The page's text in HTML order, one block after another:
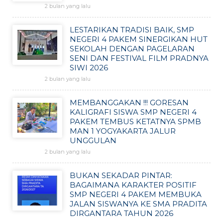
2 bulan yang lalu
LESTARIKAN TRADISI BAIK, SMP
NEGERI 4 PAKEM SINERGIKAN HUT
SEKOLAH DENGAN PAGELARAN
SENI DAN FESTIVAL FILM PRADNYA
SIWI 2026
2 bulan yang lalu
MEMBANGGAKAN !!! GORESAN
KALIGRAFI SISWA SMP NEGERI 4
PAKEM TEMBUS KETATNYA SPMB
MAN 1 YOGYAKARTA JALUR
UNGGULAN
2 bulan yang lalu
BUKAN SEKADAR PINTAR:
BAGAIMANA KARAKTER POSITIF
SMP NEGERI 4 PAKEM MEMBUKA
JALAN SISWANYA KE SMA PRADITA
DIRGANTARA TAHUN 2026